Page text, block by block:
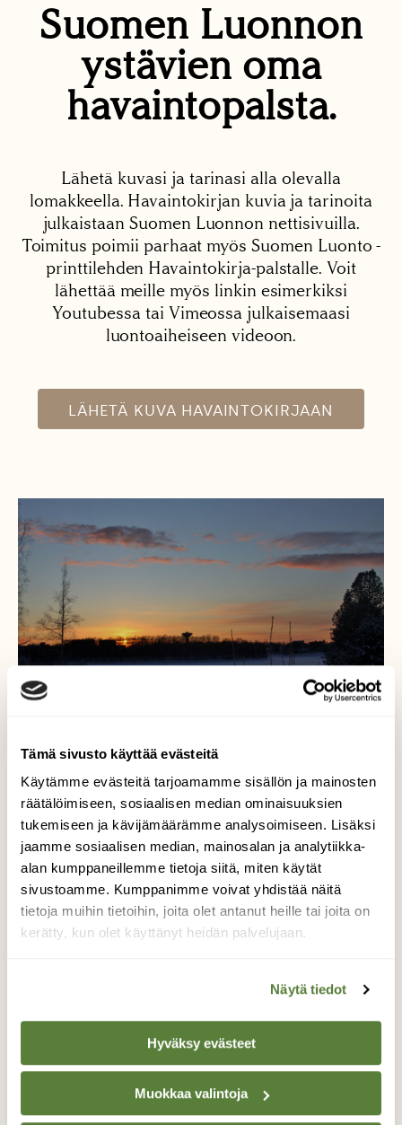
Tämä sivusto käyttää evästeitä
Käytämme evästeitä tarjoamamme sisällön ja mainosten
räätälöimiseen, sosiaalisen median ominaisuuksien
tukemiseen ja kävijämäärämme analysoimiseen. Lisäksi
jaamme sosiaalisen median, mainosalan ja analytiikka-
alan kumppaneillemme tietoja siitä, miten käytät
sivustoamme. Kumppanimme voivat yhdistää näitä
tietoja muihin tietoihin, joita olet antanut heille tai joita on
kerätty, kun olet käyttänyt heidän palvelujaan.
Näytä tiedot
Hyväksy evästeet
Muokkaa valintoja
Suomen Luonnon
ystävien oma
havaintopalsta.
Lähetä kuvasi ja tarinasi alla olevalla
lomakkeella. Havaintokirjan kuvia ja tarinoita
julkaistaan Suomen Luonnon nettisivuilla.
Toimitus poimii parhaat myös Suomen Luonto -
printtilehden Havaintokirja-palstalle. Voit
lähettää meille myös linkin esimerkiksi
Youtubessa tai Vimeossa julkaisemaasi
luontoaiheiseen videoon.
LÄHETÄ KUVA HAVAINTOKIRJAAN
Keskustähtemme siirtyi
Ruotsin puolelle
Pe 6.3. kauniin ulkoilu-ja
kevätmarkkinapäivän päätös Torniossa.
TAKAISIN LISTAAN